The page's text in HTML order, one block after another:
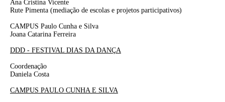
Ana Cristina Vicente
Rute Pimenta (mediação de escolas e projetos participativos)
CAMPUS Paulo Cunha e Silva
Joana Catarina Ferreira
DDD - FESTIVAL DIAS DA DANÇA
Coordenação
Daniela Costa
CAMPUS PAULO CUNHA E SILVA